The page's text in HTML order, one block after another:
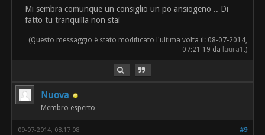
Mi sembra comunque un consiglio un po ansiogeno .. Di
fatto tu tranquilla non stai
(Questo messaggio è stato modificato l'ultima volta il: 08-07-2014,
07:21 19 da laura1 .)
Nuova
Membro esperto
#9
09-07-2014, 08:17 08